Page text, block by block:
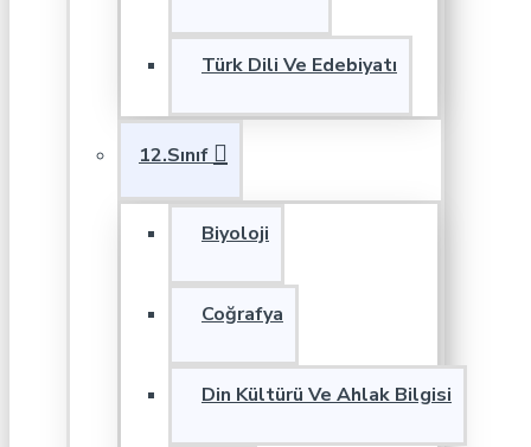
Türk Dili Ve Edebiyatı
12.Sınıf
Biyoloji
Coğrafya
Din Kültürü Ve Ahlak Bilgisi